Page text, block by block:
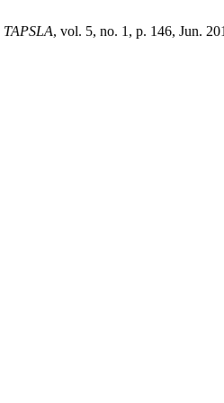
TAPSLA, vol. 5, no. 1, p. 146, Jun.